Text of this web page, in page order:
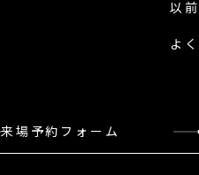
以
よ
来場予約フォーム